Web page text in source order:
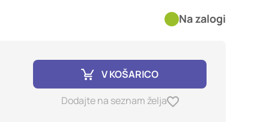
Na zalogi
V KOŠARICO
Dodajte na seznam želja
delovanja
in
so združeni in
mesto.
lahko uporabljajo za
na drugih spletnih